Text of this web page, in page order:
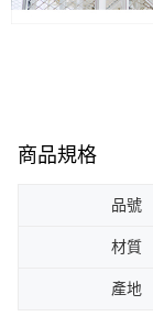
商品規格
品號
材質
產地